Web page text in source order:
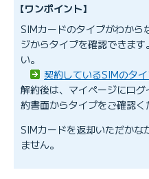
【ワンポイント】
SIMカードのタイプがわから
ジからタイプを確認できま
い。
契約しているSIMのタ
解約後は、マイページにロ
約書面からタイプをご確認く
SIMカードを返却いただかな
ません。